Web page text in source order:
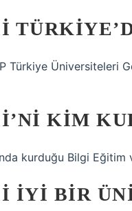
Üniversiteleri
KIM
kurduğu Bilgi Eğitim
IYI BIR